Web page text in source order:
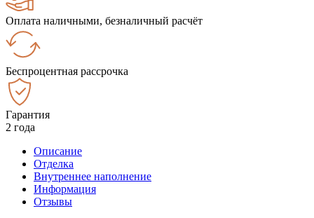
Оплата наличными, безналичный расчёт
Беспроцентная рассрочка
Гарантия
2 года
Описание
Отделка
Внутреннее наполнение
Информация
Отзывы